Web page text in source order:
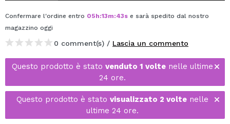
Confermare l'ordine entro 05h:13m:43s e sarà spedito dal nostro
magazzino oggi
0 comment(s) / Lascia un commento
Questo prodotto è stato venduto 1 volte nelle ultime
24 ore.
Questo prodotto è stato visualizzato 2 volte nelle
ultime 24 ore.